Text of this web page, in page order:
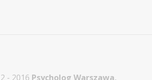
- 2016 Psycholog Warszawa,